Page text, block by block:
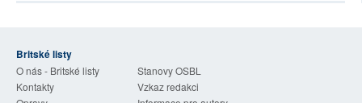
Britské listy
O nás - Britské listy
Stanovy OSBL
Kontakty
Vzkaz redakci